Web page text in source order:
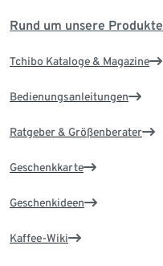
Rund um unsere Produkte
Tchibo Kataloge & Magazine
Bedienungsanleitungen
Ratgeber & Größenberater
Geschenkkarte
Geschenkideen
Kaffee-Wiki